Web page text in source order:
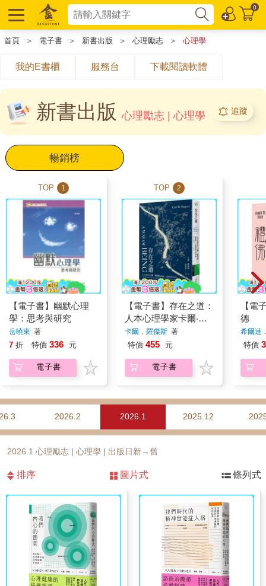
0
首頁 ＞ 電子書 ＞ 新書出版 ＞ 心理勵志 ＞ 心理學
我的E書櫃 服務台 下載閱讀軟體
新書出版 心理勵志 | 心理學 追蹤
暢銷榜
TOP 1
【電子書】幽默心理
學：思考與研究
岳曉東 著
7 折 特價 336 元
電子書
TOP 2
【電子書】存在之道：
人本心理學家卡爾‧羅
傑斯談關係、心靈與明
日的世界
卡爾．羅傑斯 著
特價 455 元
電子書
【電
德
希爾達
特價
2026.2 2026.1 2025.12
2026.1 心理勵志 | 心理學 | 出版日新→舊
排序 圖片式 條列式